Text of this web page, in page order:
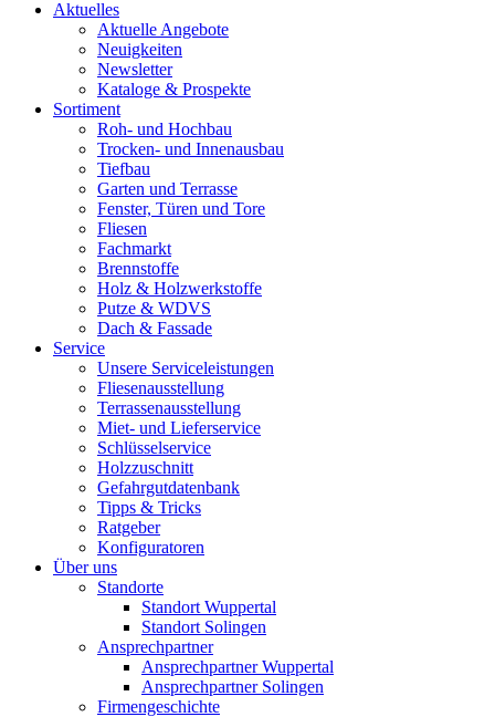
Aktuelles
Aktuelle Angebote
Neuigkeiten
Newsletter
Kataloge & Prospekte
Sortiment
Roh- und Hochbau
Trocken- und Innenausbau
Tiefbau
Garten und Terrasse
Fenster, Türen und Tore
Fliesen
Fachmarkt
Brennstoffe
Holz & Holzwerkstoffe
Putze & WDVS
Dach & Fassade
Service
Unsere Serviceleistungen
Fliesenausstellung
Terrassenausstellung
Miet- und Lieferservice
Schlüsselservice
Holzzuschnitt
Gefahrgutdatenbank
Tipps & Tricks
Ratgeber
Konfiguratoren
Über uns
Standorte
Standort Wuppertal
Standort Solingen
Ansprechpartner
Ansprechpartner Wuppertal
Ansprechpartner Solingen
Firmengeschichte